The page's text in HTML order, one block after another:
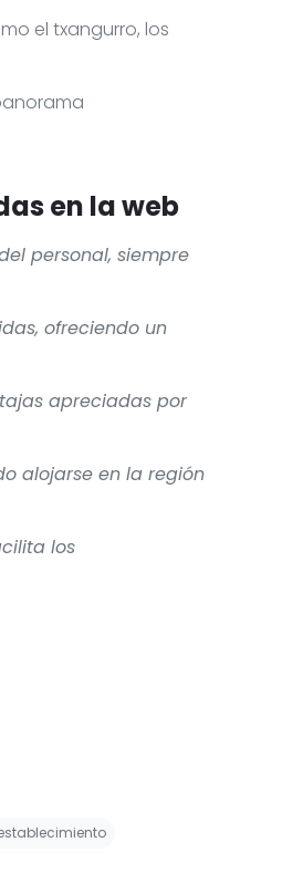
el txangurro, los
en la web
personal, siempre
ofreciendo un
apreciadas por
alojarse en la región
los